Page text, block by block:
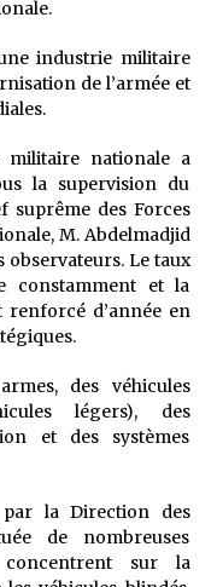
industrie militaire
de l’armée et
militaire nationale a
la supervision du
suprême des Forces
M. Abdelmadjid
observateurs. Le taux
constamment et la
d’année en
des véhicules
légers), des
et des systèmes
par la Direction des
de nombreuses
concentrent sur la